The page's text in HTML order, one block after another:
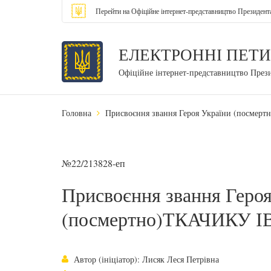
Перейти на Офіційне інтернет-представництво
ЕЛЕКТРОННІ
Офіційне інтернет-представництво
Головна Присвоєння звання Героя України
№22/213828-еп
Присвоєння звання
(посмертно)ТКАЧИКУ
Автор (ініціатор): Лисяк Леся Петрівна